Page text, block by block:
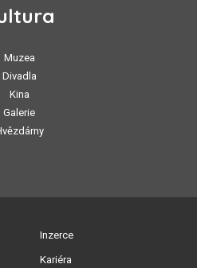
Muzea
Divadla
Kina
Galerie
Inzerce
Kariéra